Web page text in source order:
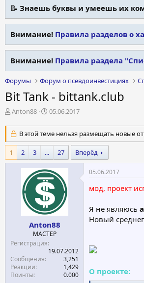
📝 Знаешь буквы и умеешь их
Внимание! Правила разделов о
Внимание! Правила раздела
Форумы Форум о псевдоинвестициях
Bit Tank - bittank.club
А
т
о
р
т
е
Anton88
Д
т
а
н
а
ч
а
л
а
05.06.2017
В этой теме нельзя размещать новые
1 2 3 ... 27 Вперёд
Anton88
МАСТЕР
Регистрация
19.07.2012
Сообщения
3,251
Реакции
1,429
Поинты
0.000
05.06.2017
мод, проект
Я не являюсь
Новый
О проекте: